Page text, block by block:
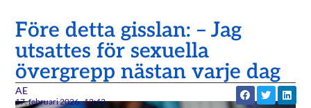
Före detta gisslan: – Jag
utsattes för sexuella
övergrepp nästan varje dag
AE
17. februari 2026 12:43